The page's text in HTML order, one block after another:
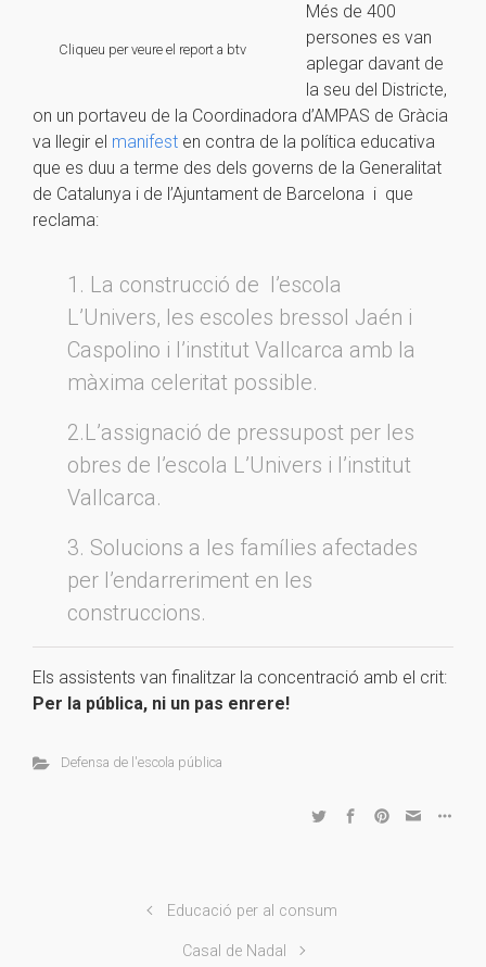
Cliqueu per veure el report a btv
Més de 400
persones es van
aplegar davant de
la seu del Districte,
on un portaveu de la Coordinadora d’AMPAS de Gràcia
va llegir el manifest en contra de la política educativa
que es duu a terme des dels governs de la Generalitat
de Catalunya i de l’Ajuntament de Barcelona i que
reclama:
1. La construcció de l’escola
L’Univers, les escoles bressol Jaén i
Caspolino i l’institut Vallcarca amb la
màxima celeritat possible.
2.L’assignació de pressupost per les
obres de l’escola L’Univers i l’institut
Vallcarca.
3. Solucions a les famílies afectades
per l’endarreriment en les
construccions.
Els assistents van finalitzar la concentració amb el crit:
Per la pública, ni un pas enrere!
Defensa de l'escola pública
Educació per al consum
Casal de Nadal